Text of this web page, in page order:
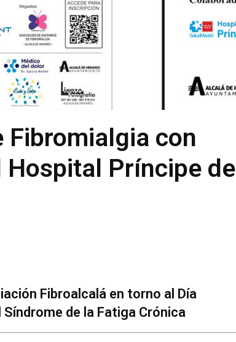
Fibromialgia con
Hospital Príncipe de
Fibroalcalá en torno al Día
de la Fatiga Crónica